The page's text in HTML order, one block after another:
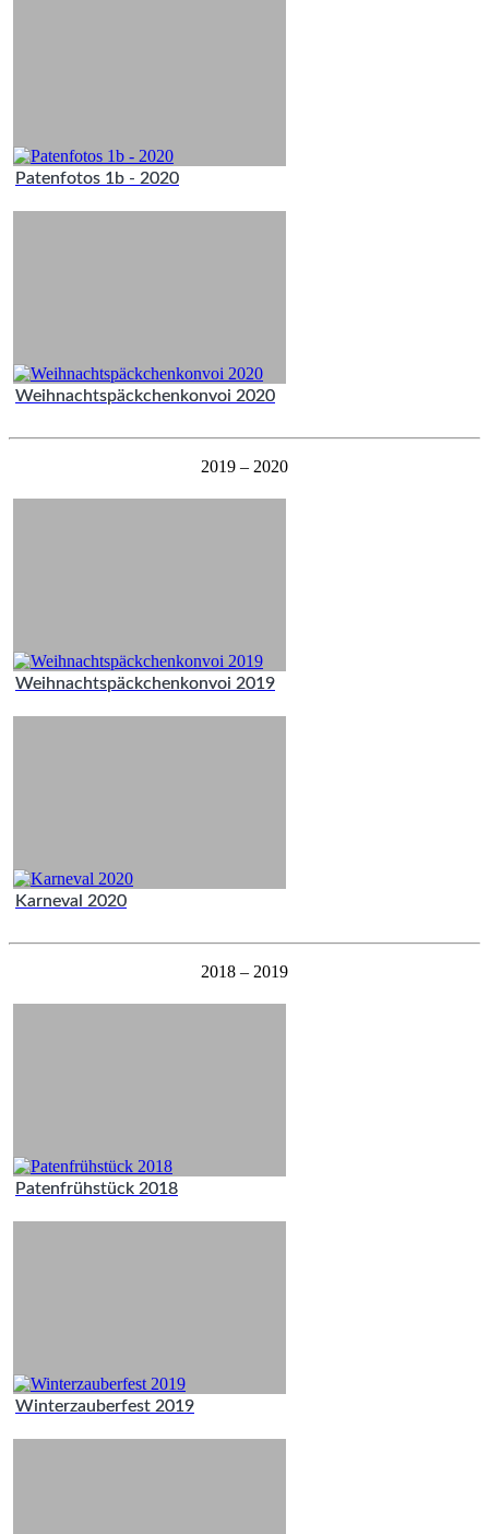
Patenfotos 1b - 2020
Weihnachtspäckchenkonvoi 2020
2019 – 2020
Weihnachtspäckchenkonvoi 2019
Karneval 2020
2018 – 2019
Patenfrühstück 2018
Winterzauberfest 2019